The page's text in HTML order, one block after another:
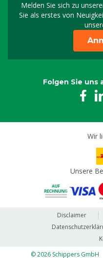
Melden Sie sich zu
Sie als erstes von
Folgen Sie uns
Wir
Unsere
Disclaimer
© 2026 Schippers GmbH